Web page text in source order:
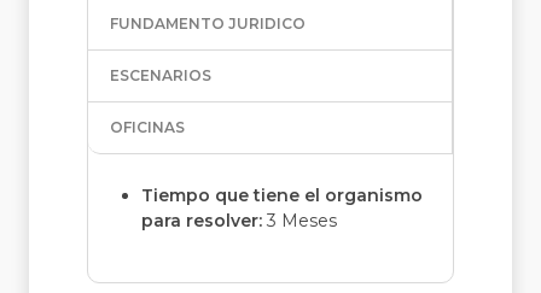
FUNDAMENTO JURIDICO
ESCENARIOS
OFICINAS
Tiempo que tiene el organismo
para resolver: 3 Meses